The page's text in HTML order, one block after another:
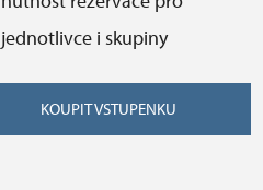
jednotlivce i skupiny
KOUPIT VSTUPENKU